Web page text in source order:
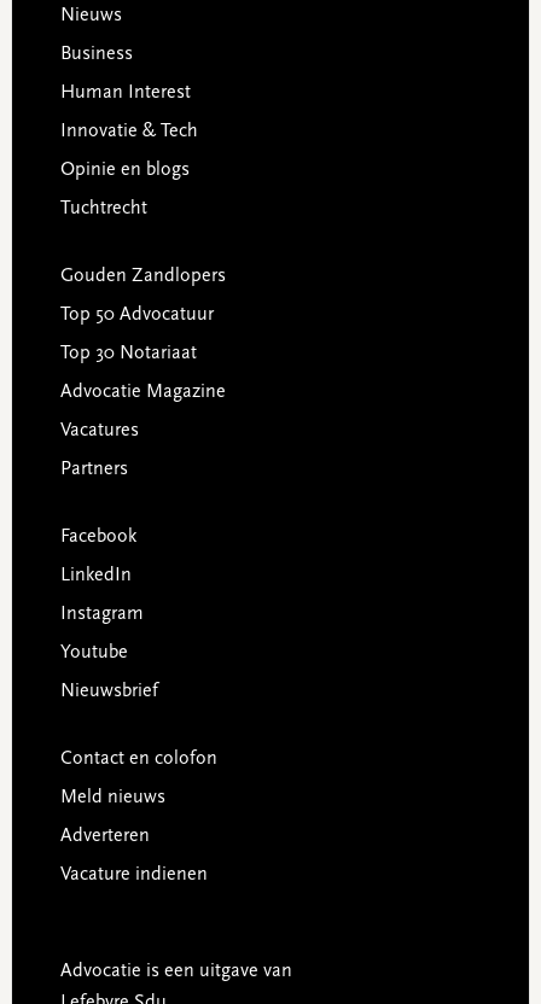
Footer
Nieuws
Business
Human Interest
Innovatie & Tech
Opinie en blogs
Tuchtrecht
Gouden Zandlopers
Top 50 Advocatuur
Top 30 Notariaat
Advocatie Magazine
Vacatures
Partners
Facebook
LinkedIn
Instagram
Youtube
Nieuwsbrief
Contact en colofon
Meld nieuws
Adverteren
Vacature indienen
Advocatie is een uitgave van